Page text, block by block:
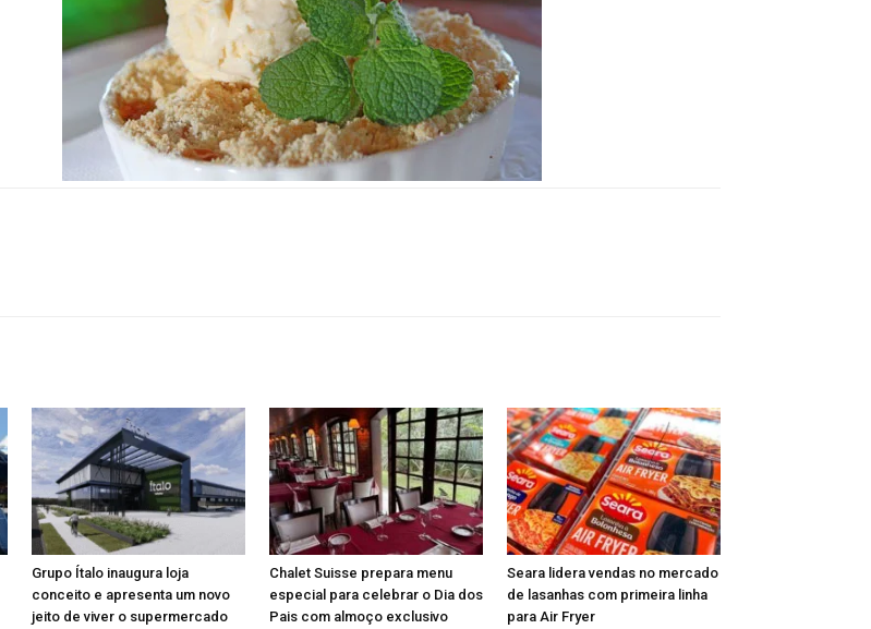
Grupo Ítalo inaugura loja
conceito e apresenta um novo
jeito de viver o supermercado
Chalet Suisse prepara menu
especial para celebrar o Dia dos
Pais com almoço exclusivo
Seara lidera vendas no mercado
de lasanhas com primeira linha
para Air Fryer